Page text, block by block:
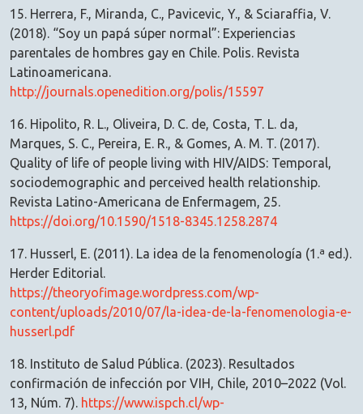
15. Herrera, F., Miranda, C., Pavicevic, Y., & Sciaraffia, V.
(2018). “Soy un papá súper normal”: Experiencias
parentales de hombres gay en Chile. Polis. Revista
Latinoamericana.
http://journals.openedition.org/polis/15597
16. Hipolito, R. L., Oliveira, D. C. de, Costa, T. L. da,
Marques, S. C., Pereira, E. R., & Gomes, A. M. T. (2017).
Quality of life of people living with HIV/AIDS: Temporal,
sociodemographic and perceived health relationship.
Revista Latino-Americana de Enfermagem, 25.
https://doi.org/10.1590/1518-8345.1258.2874
17. Husserl, E. (2011). La idea de la fenomenología (1.ª ed.).
Herder Editorial.
https://theoryofimage.wordpress.com/wp-
content/uploads/2010/07/la-idea-de-la-fenomenologia-e-
husserl.pdf
18. Instituto de Salud Pública. (2023). Resultados
confirmación de infección por VIH, Chile, 2010–2022 (Vol.
13, Núm. 7). https://www.ispch.cl/wp-